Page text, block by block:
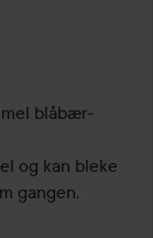
blåbær-
og kan bleke
gangen.